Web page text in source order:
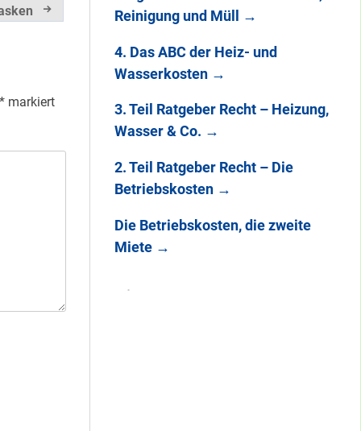
markiert
Reinigung und Müll
→
4. Das ABC der Heiz- und
Wasserkosten →
3. Teil Ratgeber Recht – Heizung,
Wasser & Co. →
2. Teil Ratgeber Recht – Die
Betriebskosten →
Die Betriebskosten, die zweite
Miete →